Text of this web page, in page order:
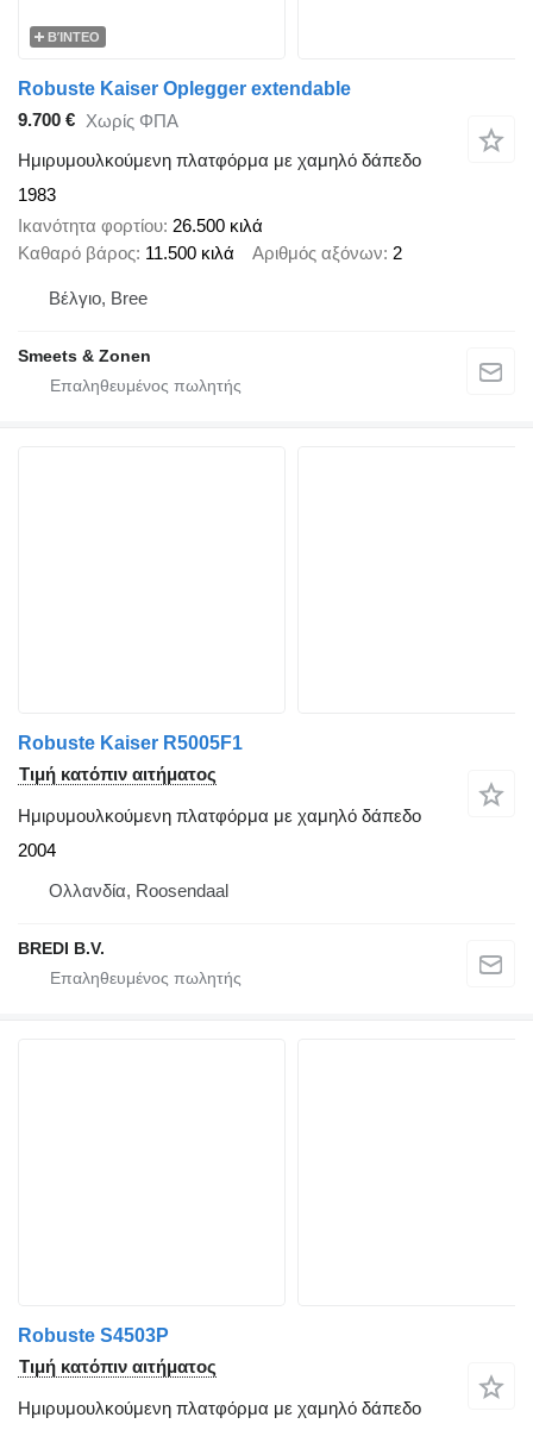
ΒΊΝΤΕΟ
Robuste Kaiser Oplegger extendable
9.700 € Χωρίς ΦΠΑ
Ημιρυμουλκούμενη πλατφόρμα με χαμηλό δάπεδο
1983
Ικανότητα φορτίου 26.500 κιλά
Καθαρό βάρος 11.500 κιλά Αριθμός αξόνων 2
Βέλγιο, Bree
Smeets & Zonen
Robuste Kaiser R5005F1
Τιμή κατόπιν αιτήματος
Ημιρυμουλκούμενη πλατφόρμα με χαμηλό δάπεδο
2004
Ολλανδία, Roosendaal
BREDI B.V.
Robuste S4503P
Τιμή κατόπιν αιτήματος
Ημιρυμουλκούμενη πλατφόρμα με χαμηλό δάπεδο